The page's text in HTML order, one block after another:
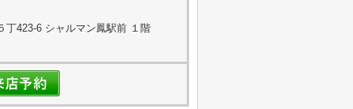
丁423-6 シャルマン鳳駅前 １階